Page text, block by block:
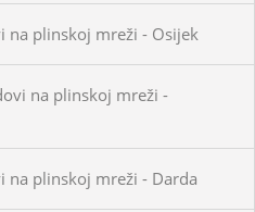
na plinskoj mreži - Osijek
na plinskoj mreži -
na plinskoj mreži - Darda